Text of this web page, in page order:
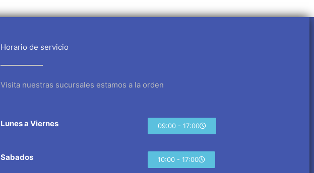
Horario de servicio
Visita nuestras sucursales estamos a la orden
Lunes a Viernes 09:00 - 17:00
Sabados 10:00 - 17:00